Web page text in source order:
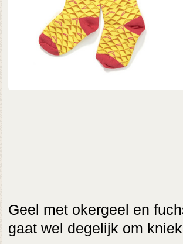
Geel met okergeel en
gaat wel degelijk om